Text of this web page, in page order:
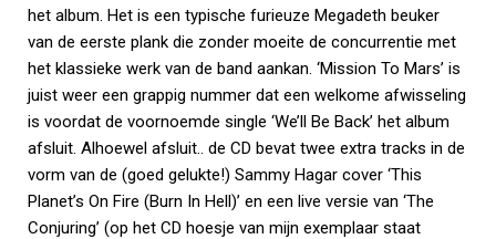
het album. Het is een typische furieuze Megadeth beuker
van de eerste plank die zonder moeite de concurrentie met
het klassieke werk van de band aankan. ‘Mission To Mars’ is
juist weer een grappig nummer dat een welkome afwisseling
is voordat de voornoemde single ‘We’ll Be Back’ het album
afsluit. Alhoewel afsluit.. de CD bevat twee extra tracks in de
vorm van de (goed gelukte!) Sammy Hagar cover ‘This
Planet’s On Fire (Burn In Hell)’ en een live versie van ‘The
Conjuring’ (op het CD hoesje van mijn exemplaar staat